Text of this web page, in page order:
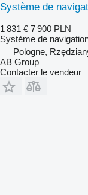
Système de
1 831 € 7 900 PLN
Système de
Pologne,
AB Group
Contacter le vendeur